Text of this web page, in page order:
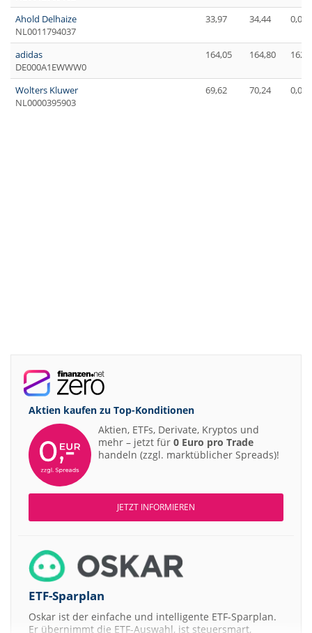
Ahold Delhaize
NL0011794037
33,97 34,44 0,00
adidas
DE000A1EWWW0
164,05 164,80
Wolters Kluwer
NL0000395903
69,62 70,24 0,00
Aktien kaufen zu Top-Konditionen
Aktien, ETFs, Derivate, Kryptos und
mehr – jetzt für 0 Euro pro Trade
handeln (zzgl. marktüblicher Spreads)!
JETZT INFORMIEREN
ETF-Sparplan
Oskar ist der einfache und intelligente ETF-Sparplan.
Er übernimmt die ETF-Auswahl, ist steuersmart,